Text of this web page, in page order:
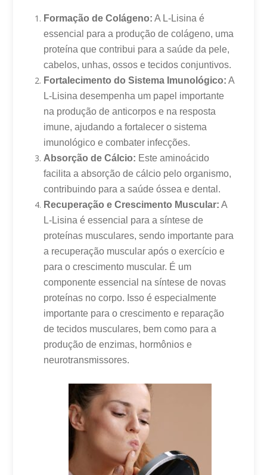
Formação de Colágeno: A L-Lisina é
essencial para a produção de colágeno, uma
proteína que contribui para a saúde da pele,
cabelos, unhas, ossos e tecidos conjuntivos.
Fortalecimento do Sistema Imunológico: A
L-Lisina desempenha um papel importante
na produção de anticorpos e na resposta
imune, ajudando a fortalecer o sistema
imunológico e combater infecções.
Absorção de Cálcio: Este aminoácido
facilita a absorção de cálcio pelo organismo,
contribuindo para a saúde óssea e dental.
Recuperação e Crescimento Muscular: A
L-Lisina é essencial para a síntese de
proteínas musculares, sendo importante para
a recuperação muscular após o exercício e
para o crescimento muscular. É um
componente essencial na síntese de novas
proteínas no corpo. Isso é especialmente
importante para o crescimento e reparação
de tecidos musculares, bem como para a
produção de enzimas, hormônios e
neurotransmissores.